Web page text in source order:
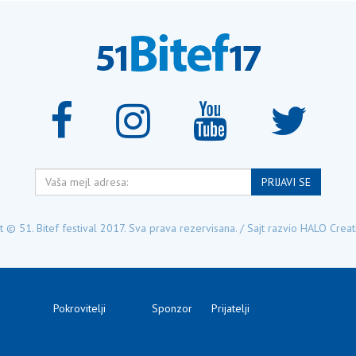
Vaša
mejl
PRIJAVI SE
© 51. Bitef festival 2017. Sva prava rezervisana. / Sajt razvio HALO
Pokrovitelji Sponzor Prijatelji